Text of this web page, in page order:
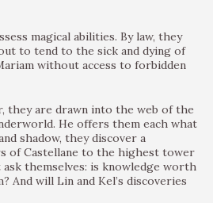
magical abilities. By law, they
to tend to the sick and dying of
without access to forbidden
they are drawn into the web of the
He offers them each what
shadow, they discover a
of Castellane to the highest tower
themselves: is knowledge worth
And will Lin and Kel’s discoveries